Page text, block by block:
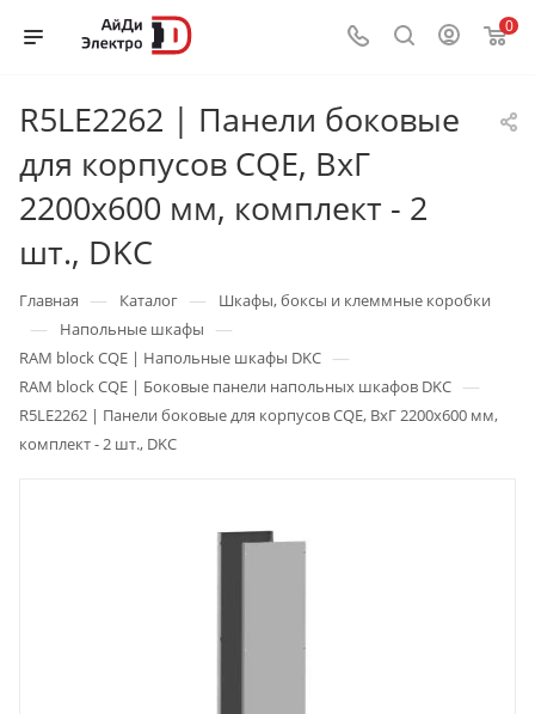
0
R5LE2262 | Панели боковые
для корпусов CQE, ВхГ
2200х600 мм, комплект - 2
шт., DKC
Главная — Каталог — Шкафы, боксы и клеммные коробки
— Напольные шкафы —
RAM block CQE | Напольные шкафы DKC —
RAM block CQE | Боковые панели напольных шкафов DKC —
R5LE2262 | Панели боковые для корпусов CQE, ВхГ 2200х600 мм,
комплект - 2 шт., DKC